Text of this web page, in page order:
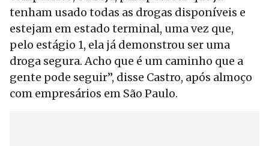
tenham usado todas as drogas disponíveis e
estejam em estado terminal, uma vez que,
pelo estágio 1, ela já demonstrou ser uma
droga segura. Acho que é um caminho que a
gente pode seguir”, disse Castro, após almoço
com empresários em São Paulo.